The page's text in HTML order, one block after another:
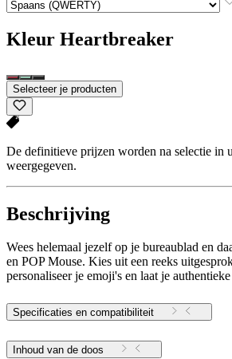
Kleur Heartbreaker
Selecteer je producten
De definitieve prijzen worden na selectie in
weergegeven.
Beschrijving
Wees helemaal jezelf op je bureaublad en
en POP Mouse. Kies uit een reeks
personaliseer je emoji's en laat je
Specificaties en compatibiliteit
Inhoud van de doos